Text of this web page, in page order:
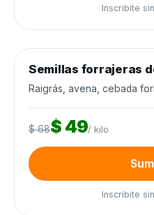
Inscribite
Semillas y agroquímicos
Semillas forrajeras
Raigrás, avena, cebada
$ 68$ 49/ kilo
Inscribite